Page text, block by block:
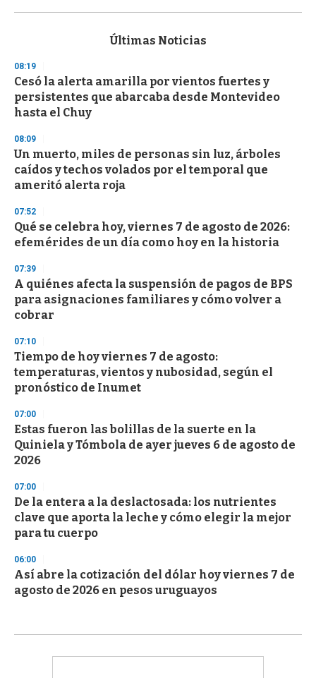
s
d
s
o
f
3
s
e
c
o
n
Últimas Noticias
08:19
Cesó la alerta amarilla por vientos fuertes y
persistentes que abarcaba desde Montevideo
hasta el Chuy
08:09
Un muerto, miles de personas sin luz, árboles
caídos y techos volados por el temporal que
ameritó alerta roja
07:52
Qué se celebra hoy, viernes 7 de agosto de 2026:
efemérides de un día como hoy en la historia
07:39
A quiénes afecta la suspensión de pagos de BPS
para asignaciones familiares y cómo volver a
cobrar
07:10
Tiempo de hoy viernes 7 de agosto:
temperaturas, vientos y nubosidad, según el
pronóstico de Inumet
07:00
Estas fueron las bolillas de la suerte en la
Quiniela y Tómbola de ayer jueves 6 de agosto de
2026
07:00
De la entera a la deslactosada: los nutrientes
clave que aporta la leche y cómo elegir la mejor
para tu cuerpo
06:00
Así abre la cotización del dólar hoy viernes 7 de
agosto de 2026 en pesos uruguayos